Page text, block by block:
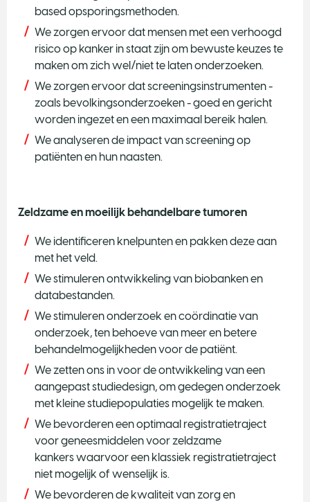
based opsporingsmethoden.
We zorgen ervoor dat mensen met een verhoogd
risico op kanker in staat zijn om bewuste keuzes te
maken om zich wel/niet te laten onderzoeken.
We zorgen ervoor dat screeningsinstrumenten -
zoals bevolkingsonderzoeken - goed en gericht
worden ingezet en een maximaal bereik halen.
We analyseren de impact van screening op
patiënten en hun naasten.
Zeldzame en moeilijk behandelbare tumoren
We identificeren knelpunten en pakken deze aan
met het veld.
We stimuleren ontwikkeling van biobanken en
databestanden.
We stimuleren onderzoek en coördinatie van
onderzoek, ten behoeve van meer en betere
behandelmogelijkheden voor de patiënt.
We zetten ons in voor de ontwikkeling van een
aangepast studiedesign, om gedegen onderzoek
met kleine studiepopulaties mogelijk te maken.
We bevorderen een optimaal registratietraject
voor geneesmiddelen voor zeldzame
kankers waarvoor een klassiek registratietraject
niet mogelijk of wenselijk is.
We bevorderen de kwaliteit van zorg en